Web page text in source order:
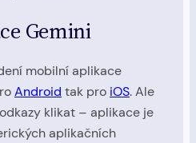
Gemini
mobilní aplikace
Android tak pro iOS. Ale
klikat – aplikace je
aplikačních